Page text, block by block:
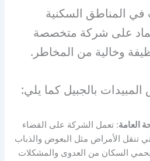
المناطق السكنية
على شركة متخصصة
وخالية من المخاطر.
بالجبيل كما يلي:
العامة: تعمل الشركة على القضاء
تنقل الأمراض مثل البعوض والذباب
السكان من العدوى والمشكلات